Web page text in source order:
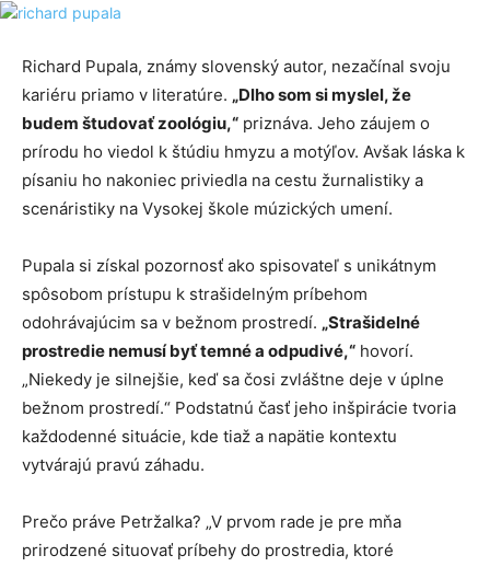
Richard Pupala, známy slovenský autor, nezačínal svoju
kariéru priamo v literatúre. „Dlho som si myslel, že
budem študovať zoológiu,“ priznáva. Jeho záujem o
prírodu ho viedol k štúdiu hmyzu a motýľov. Avšak láska k
písaniu ho nakoniec priviedla na cestu žurnalistiky a
scenáristiky na Vysokej škole múzických umení.
Pupala si získal pozornosť ako spisovateľ s unikátnym
spôsobom prístupu k strašidelným príbehom
odohrávajúcim sa v bežnom prostredí. „Strašidelné
prostredie nemusí byť temné a odpudivé,“ hovorí.
„Niekedy je silnejšie, keď sa čosi zvláštne deje v úplne
bežnom prostredí.“ Podstatnú časť jeho inšpirácie tvoria
každodenné situácie, kde tiaž a napätie kontextu
vytvárajú pravú záhadu.
Prečo práve Petržalka? „V prvom rade je pre mňa
prirodzené situovať príbehy do prostredia, ktoré